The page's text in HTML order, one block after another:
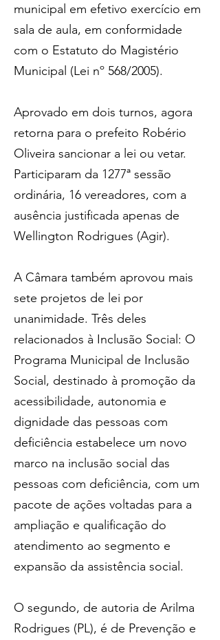
municipal em efetivo exercício em
sala de aula, em conformidade
com o Estatuto do Magistério
Municipal (Lei nº 568/2005).
Aprovado em dois turnos, agora
retorna para o prefeito Robério
Oliveira sancionar a lei ou vetar.
Participaram da 1277ª sessão
ordinária, 16 vereadores, com a
ausência justificada apenas de
Wellington Rodrigues (Agir).
A Câmara também aprovou mais
sete projetos de lei por
unanimidade. Três deles
relacionados à Inclusão Social: O
Programa Municipal de Inclusão
Social, destinado à promoção da
acessibilidade, autonomia e
dignidade das pessoas com
deficiência estabelece um novo
marco na inclusão social das
pessoas com deficiência, com um
pacote de ações voltadas para a
ampliação e qualificação do
atendimento ao segmento e
expansão da assistência social.
O segundo, de autoria de Arilma
Rodrigues (PL), é de Prevenção e